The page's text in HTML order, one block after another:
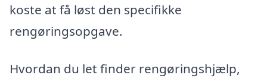
koste at få løst den specifikke
rengøringsopgave.
Hvordan du let finder rengøringshjælp,